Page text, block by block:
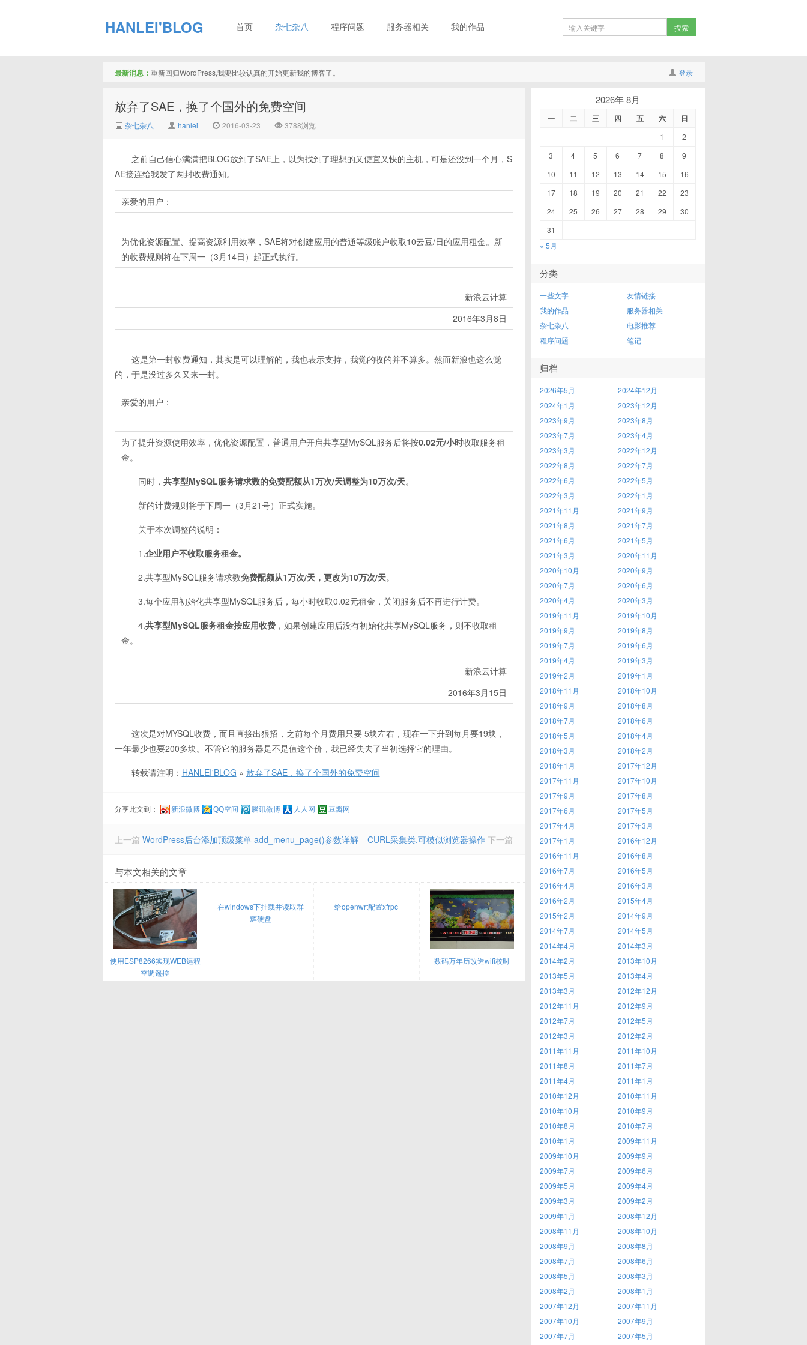
HANLEI'BLOG 首页 杂七杂八 程序问题 服务器相关 我的作品
登录
最新消息： 重新回归WordPress,我要比较认真的开始更新我的博客了。
放弃了SAE，换了个国外的免费空间
杂七杂八 hanlei 2016-03-23 3788浏览
之前自己信心满满把BLOG放到了SAE上，以为找到了理想的又便宜又快的主机，可是还没到一个月，S
AE接连给我发了两封收费通知。
亲爱的用户：
为优化资源配置、提高资源利用效率，SAE将对创建应用的普通等级账户收取10云豆/日的应用租金。新
的收费规则将在下周一（3月14日）起正式执行。
新浪云计算
2016年3月8日
这是第一封收费通知，其实是可以理解的，我也表示支持，我觉的收的并不算多。然而新浪也这么觉
的，于是没过多久又来一封。
亲爱的用户：
为了提升资源使用效率，优化资源配置，普通用户开启共享型MySQL服务后将按0.02元/小时收取服务租
金。
同时， 共享型MySQL服务请求数的免费配额从1万次/天调整为10万次/天。
新的计费规则将于下周一（3月21号）正式实施。
关于本次调整的说明：
1.企业用户不收取服务租金。
2.共享型MySQL服务请求数免费配额从1万次/天，更改为10万次/天。
3.每个应用初始化共享型MySQL服务后，每小时收取0.02元租金，关闭服务后不再进行计费。
4.共享型MySQL服务租金按应用收费，如果创建应用后没有初始化共享MySQL服务，则不收取租
金。
新浪云计算
2016年3月15日
这次是对MYSQL收费，而且直接出狠招，之前每个月费用只要 5块左右，现在一下升到每月要19块，
一年最少也要200多块。不管它的服务器是不是值这个价，我已经失去了当初选择它的理由。
转载请注明： HANLEI'BLOG » 放弃了SAE，换了个国外的免费空间
分享此文到： 新浪微博 QQ空间 腾讯微博 人人网 豆瓣网
上一篇 WordPress后台添加顶级菜单 add_menu_page()参数详解 CURL采集类,可模似浏览器操作下一篇
与本文相关的文章
使用ESP8266实现WEB远程
空调遥控
在windows下挂载并读取群
辉硬盘
给openwrt配置xfrpc
数码万年历改造wifi校时
2026年 8月
一 二 三 四 五 六 日
1
2
3
4 5 6 7 8
9
10
11 12 13 14 15
16
17
18 19 20 21 22
23
24
25 26 27 28 29
30
31
« 5月
分类
一些文字
友情链接
我的作品
服务器相关
杂七杂八
电影推荐
程序问题
笔记
归档
2026年5月
2024年12月
2024年1月
2023年12月
2023年9月
2023年8月
2023年7月
2023年4月
2023年3月
2022年12月
2022年8月
2022年7月
2022年6月
2022年5月
2022年3月
2022年1月
2021年11月
2021年9月
2021年8月
2021年7月
2021年6月
2021年5月
2021年3月
2020年11月
2020年10月
2020年9月
2020年7月
2020年6月
2020年4月
2020年3月
2019年11月
2019年10月
2019年9月
2019年8月
2019年7月
2019年6月
2019年4月
2019年3月
2019年2月
2019年1月
2018年11月
2018年10月
2018年9月
2018年8月
2018年7月
2018年6月
2018年5月
2018年4月
2018年3月
2018年2月
2018年1月
2017年12月
2017年11月
2017年10月
2017年9月
2017年8月
2017年6月
2017年5月
2017年4月
2017年3月
2017年1月
2016年12月
2016年11月
2016年8月
2016年7月
2016年5月
2016年4月
2016年3月
2016年2月
2015年4月
2015年2月
2014年9月
2014年7月
2014年5月
2014年4月
2014年3月
2014年2月
2013年10月
2013年5月
2013年4月
2013年3月
2012年12月
2012年11月
2012年9月
2012年7月
2012年5月
2012年3月
2012年2月
2011年11月
2011年10月
2011年8月
2011年7月
2011年4月
2011年1月
2010年12月
2010年11月
2010年10月
2010年9月
2010年8月
2010年7月
2010年1月
2009年11月
2009年10月
2009年9月
2009年7月
2009年6月
2009年5月
2009年4月
2009年3月
2009年2月
2009年1月
2008年12月
2008年11月
2008年10月
2008年9月
2008年8月
2008年7月
2008年6月
2008年5月
2008年3月
2008年2月
2008年1月
2007年12月
2007年11月
2007年10月
2007年9月
2007年7月
2007年5月